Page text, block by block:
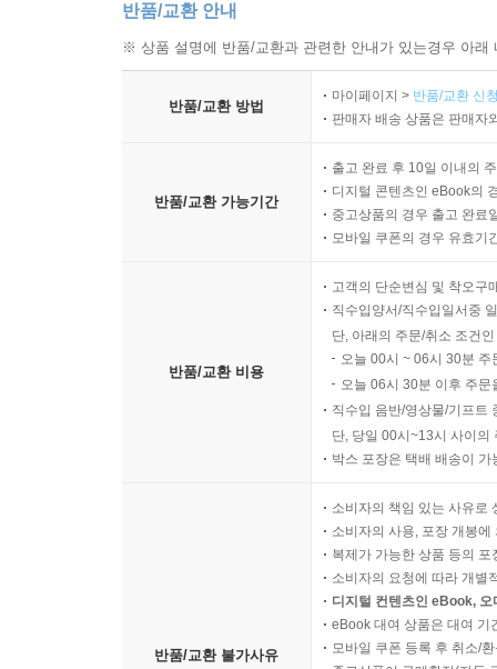
반품/교환 안내
※ 상품 설명에 반품/교환과 관련한 안내가 있는경우 아
반품/교환 방법
마이페이지 > 반품/교환 신
판매자 배송 상품은 판매자
반품/교환 가능기간
출고 완료 후 10일 이내의
디지털 콘텐츠인 eBook의
중고상품의 경우 출고 완료
모바일 쿠폰의 경우 유효기
반품/교환 비용
고객의 단순변심 및 착오구
직수입양서/직수입일서중
단, 아래의 주문/취소 조건
오늘 00시 ~ 06시 30분
오늘 06시 30분 이후 주
직수입 음반/영상물/기프트
단, 당일 00시~13시 사이의
박스 포장은 택배 배송이
반품/교환 불가사유
소비자의 책임 있는 사유로
소비자의 사용, 포장 개봉
복제가 가능한 상품 등의
소비자의 요청에 따라 개별
디지털 컨텐츠인 eBook,
eBook 대여 상품은 대여 기
모바일 쿠폰 등록 후 취소/